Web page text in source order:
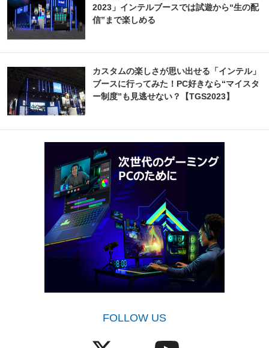
2023」インテルブースでは試遊から“生の配
信”まで楽しめる
カスタムの楽しさが思い出せる「インテル」
ブースに行ってみた！PC好きなら“マイスタ
ー制度”も見逃せない？【TGS2023】
FOLLOW US